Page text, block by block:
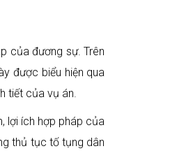
của đương sự. Trên
được biểu hiện qua
tiết của vụ án.
lợi ích hợp pháp của
thủ tục tố tụng dân